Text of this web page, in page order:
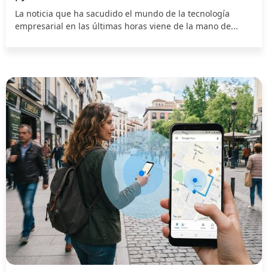
La noticia que ha sacudido el mundo de la tecnología
empresarial en las últimas horas viene de la mano de...